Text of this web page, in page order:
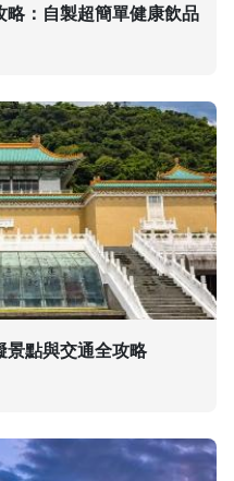
：自製超簡單健康飲品
景點與交通全攻略